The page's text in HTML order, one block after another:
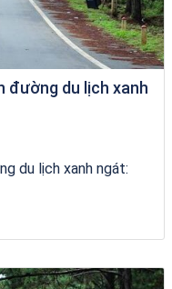
đường du lịch xanh
du lịch xanh ngát: